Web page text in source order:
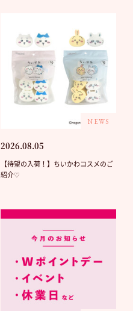
NEWS
2026.08.05
【待望の入荷！】ちいかわコスメのご
紹介♡